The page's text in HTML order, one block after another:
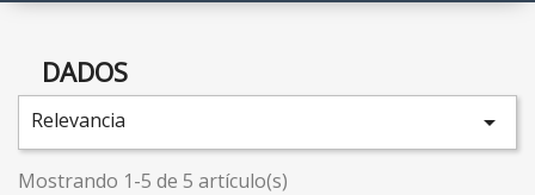
DADOS
Relevancia 
Mostrando 1-5 de 5 artículo(s)